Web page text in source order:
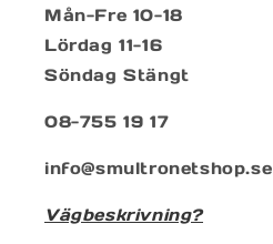
Mån-Fre 10-18
Lördag 11-16
Söndag Stängt
08-755 19 17
info@smultronetshop.se
Vägbeskrivning?